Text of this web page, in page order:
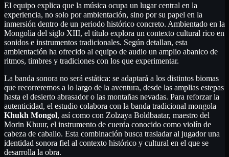
El equipo explica que la música ocupa un lugar central en la
experiencia, no solo por ambientación, sino por su papel en la
inmersión dentro de un periodo histórico concreto. Ambientado en la
Mongolia del siglo XIII, el título explora un contexto cultural rico en
sonidos e instrumentos tradicionales. Según detallan, esta
ambientación ha ofrecido al equipo de audio un amplio abanico de
ritmos, timbres y tradiciones con los que experimentar.
La banda sonora no será estática: se adaptará a los distintos biomas
que recorreremos a lo largo de la aventura, desde las amplias estepas
hasta el desierto abrasador o las montañas nevadas. Para reforzar la
autenticidad, el estudio colabora con la banda tradicional mongola
Khukh Mongol, así como con Zolzaya Boldbaatar, maestro del
Morin Khuur, el instrumento de cuerda conocido como violín de
cabeza de caballo. Esta combinación busca trasladar al jugador una
identidad sonora fiel al contexto histórico y cultural en el que se
desarrolla la obra.